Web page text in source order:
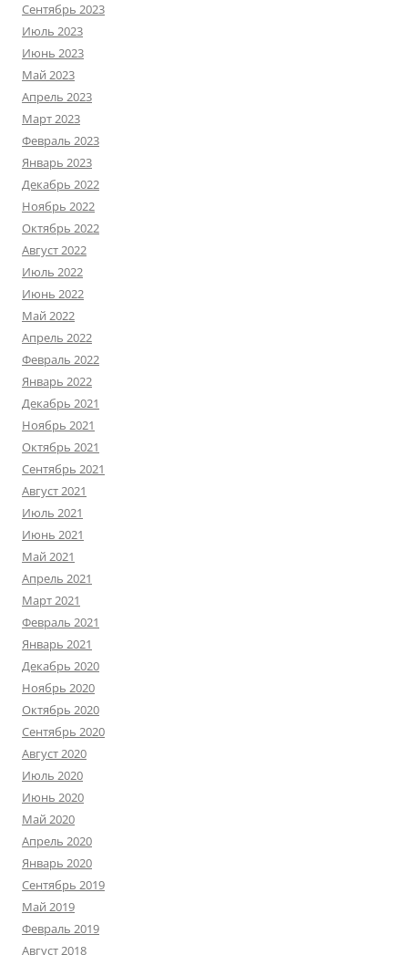
Сентябрь 2023
Июль 2023
Июнь 2023
Май 2023
Апрель 2023
Март 2023
Февраль 2023
Январь 2023
Декабрь 2022
Ноябрь 2022
Октябрь 2022
Август 2022
Июль 2022
Июнь 2022
Май 2022
Апрель 2022
Февраль 2022
Январь 2022
Декабрь 2021
Ноябрь 2021
Октябрь 2021
Сентябрь 2021
Август 2021
Июль 2021
Июнь 2021
Май 2021
Апрель 2021
Март 2021
Февраль 2021
Январь 2021
Декабрь 2020
Ноябрь 2020
Октябрь 2020
Сентябрь 2020
Август 2020
Июль 2020
Июнь 2020
Май 2020
Апрель 2020
Январь 2020
Сентябрь 2019
Май 2019
Февраль 2019
Август 2018